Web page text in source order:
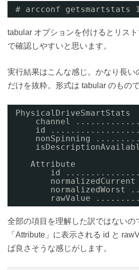
# arcconf getsmartstats
tabular オプションを付けるとリス
で確認しやすいと思います。
実行結果はこんな感じ。かなり長い
だけを抜粋。形式は tabular のもので
channel
id
nonSpinning
id
rawValue
全部の項目を理解した訳ではないの
「Attribute」に表示される id と
ば良さそうな感じがします。